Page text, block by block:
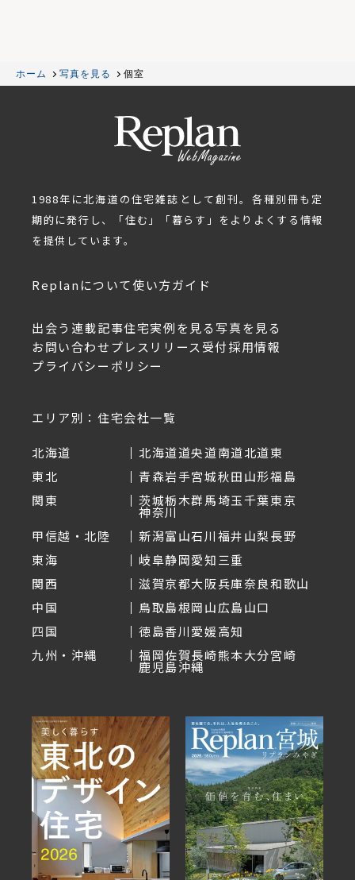
ホーム 写真を見る 個室
1988年に北海道の住宅雑誌として創刊。各種別冊も定
期的に発行し、「住む」「暮らす」をよりよくする情報
を提供しています。
Replanについて使い方ガイド
出会う 連載記事住宅実例を見る写真を見る
お問い合わせ プレスリリース受付採用情報
プライバシーポリシー
エリア別：住宅会社一覧
北海道 北海道道央道南道北道東
東北
青森岩手宮城秋田山形福島
関東
茨城栃木群馬埼玉千葉東京
神奈川
甲信越・北陸
新潟富山石川福井山梨長野
東海
岐阜静岡愛知三重
関西
滋賀京都大阪兵庫奈良和歌山
中国
鳥取島根岡山広島山口
四国
徳島香川愛媛高知
九州・沖縄
福岡佐賀長崎熊本大分宮崎
鹿児島沖縄